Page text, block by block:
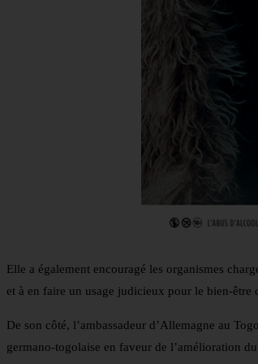
Elle a également encouragé les organismes
et à en faire un usage judicieux pour le bien-être
De son côté, l’ambassadeur d’Allemagne au
germano-togolaise en faveur de l’amélioration